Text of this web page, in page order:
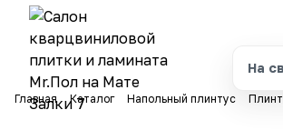
Главная Каталог Напольный плинтус
На